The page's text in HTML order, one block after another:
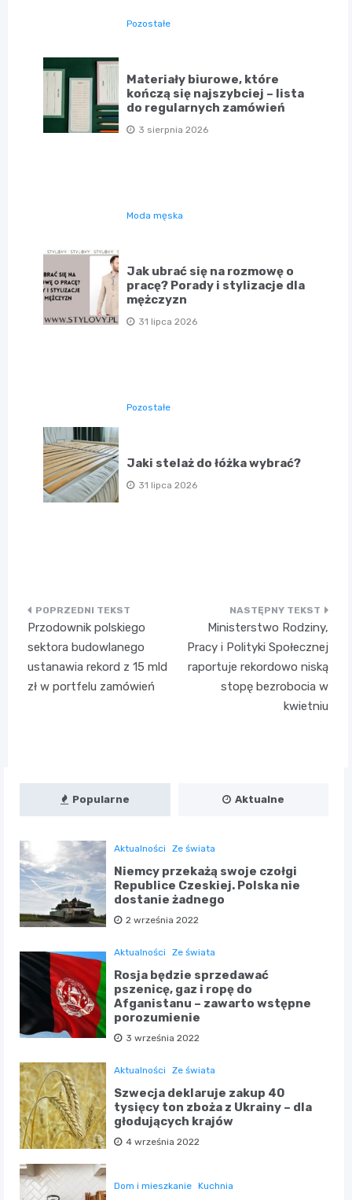
Pozostałe
Materiały biurowe, które
kończą się najszybciej – lista
do regularnych zamówień
3 sierpnia 2026
Moda męska
Jak ubrać się na rozmowę o
pracę? Porady i stylizacje dla
mężczyzn
31 lipca 2026
Pozostałe
Jaki stelaż do łóżka wybrać?
31 lipca 2026
Nawigacja
wpisu
Przodownik polskiego
sektora budowlanego
ustanawia rekord z 15 mld
zł w portfelu zamówień
Ministerstwo Rodziny,
Pracy i Polityki Społecznej
raportuje rekordowo niską
stopę bezrobocia w
kwietniu
Popularne Aktualne
Aktualności Ze świata
Niemcy przekażą swoje czołgi
Republice Czeskiej. Polska nie
dostanie żadnego
2 września 2022
Aktualności Ze świata
Rosja będzie sprzedawać
pszenicę, gaz i ropę do
Afganistanu – zawarto wstępne
porozumienie
3 września 2022
Aktualności Ze świata
Szwecja deklaruje zakup 40
tysięcy ton zboża z Ukrainy – dla
głodujących krajów
4 września 2022
Dom i mieszkanie Kuchnia